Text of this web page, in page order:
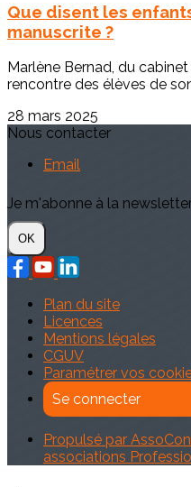
Que disent les
manuscrite ?
Marlène Bernad, du
rencontre des élèves de
28 mars 2025
Nous contacter
Email
Je m'abonne à la
OK
Plan du site
Licences
Mentions légales
CGUV
Paramétrer vos
Se connecter
Propulsé par
associations